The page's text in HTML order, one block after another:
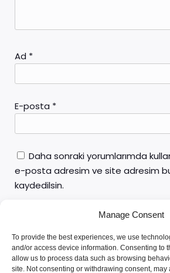
Manage Consent
To provide the best experiences, we use
and/or access device information. Consenting to
allow us to process data such as browsing
site. Not consenting or withdrawing consent, may
Ad *
E-posta *
Daha sonraki yorumlarımda
e-posta adresim ve site adresim
kaydedilsin.